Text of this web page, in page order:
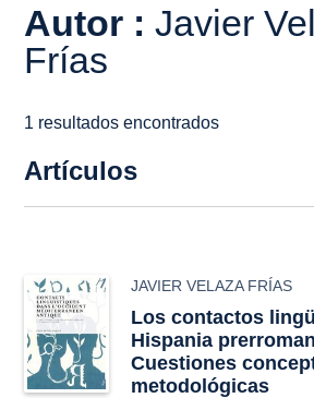
Autor :Javier
Frías
1 resultados encontrados
Artículos
JAVIER VELAZA FRÍAS
Los contactos
Hispania
Cuestiones
metodológicas